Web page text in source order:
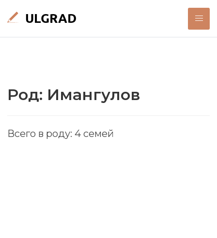
Род: Имангулов
Всего в роду: 4 семей